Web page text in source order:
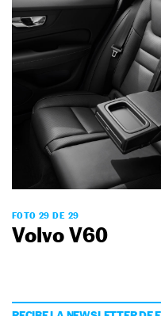
FOTO 29 DE 29
Volvo V60